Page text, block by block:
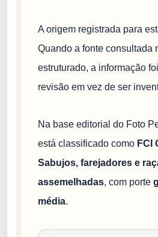
A origem registrada para
Quando a fonte consultada
estruturado, a informação
revisão em vez de ser
Na base editorial do Foto
está classificado como FCI
Sabujos, farejadores e
assemelhadas, com porte
média.